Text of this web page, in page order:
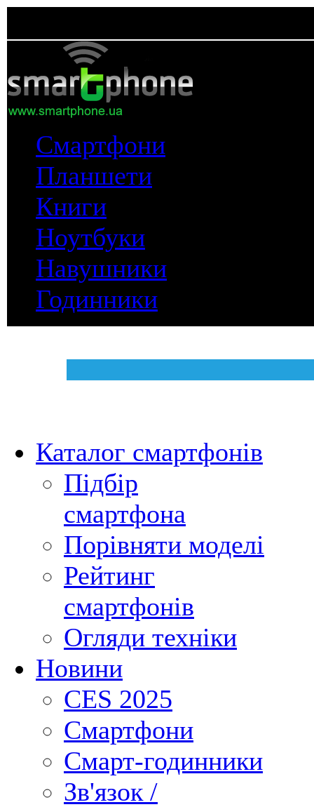
Смартфони
Планшети
Книги
Ноутбуки
Навушники
Годинники
Каталог смартфонів
Підбір
смартфона
Порівняти моделі
Рейтинг
смартфонів
Огляди техніки
Новини
CES 2025
Смартфони
Смарт-годинники
Зв'язок /